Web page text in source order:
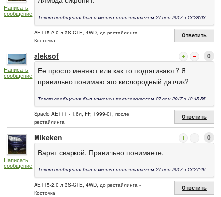
Написать
сообщение Текст сообщения был изменен пользователем 27 сен 2017 в 13:28:03
AE115-2.0 л 3S-GTE, 4WD, до рестайлинга -
Косточка
Ответить
Написать
сообщение
aleksof 0
Ее просто меняют или как то подтягивают? Я
правильно понимаю это кислородный датчик?
Текст сообщения был изменен пользователем 27 сен 2017 в 12:45:55
Spacio AE111 - 1.6л, FF, 1999-01, после
рестайлинга
Ответить
Написать
сообщение
Mikeken 0
Варят сваркой. Правильно понимаете.
Текст сообщения был изменен пользователем 27 сен 2017 в 13:27:46
AE115-2.0 л 3S-GTE, 4WD, до рестайлинга -
Косточка
Ответить